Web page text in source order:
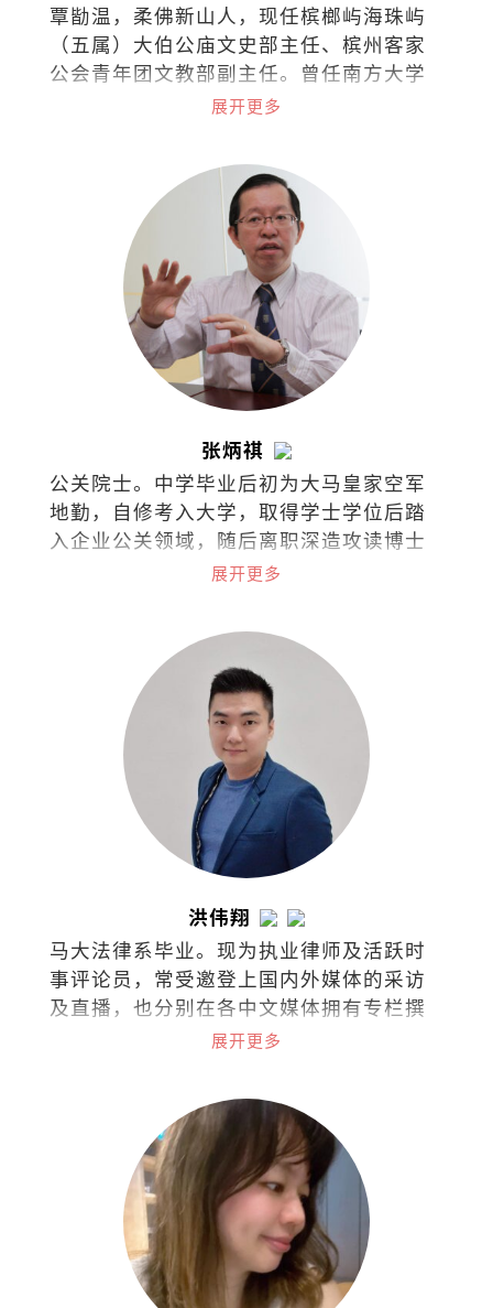
覃勓温，柔佛新山人，现任槟榔屿海珠屿
（五属）大伯公庙文史部主任、槟州客家
公会青年团文教部副主任。曾任南方大学
专项助理研究员。著有诗集《夕惕斋诗
马华文史札记》（2025）；另主编《南
天：槟榔屿广东暨汀州会馆会刊》
（2026）。
展开更多
张炳祺
公关院士。中学毕业后初为大马皇家空军
地勤，自修考入大学，取得学士学位后踏
入企业公关领域，随后离职深造攻读博士
学位并投身学术界。2022年荣休于国立大
士导师，同时在泰莱大学推动积极老龄化
项目。著有《1/3人生哲学：公关小品60
展开更多
洪伟翔
马大法律系毕业。现为执业律师及活跃时
事评论员，常受邀登上国内外媒体的采访
及直播，也分别在各中文媒体拥有专栏撰
稿，针砭时事、分享看法。
展开更多